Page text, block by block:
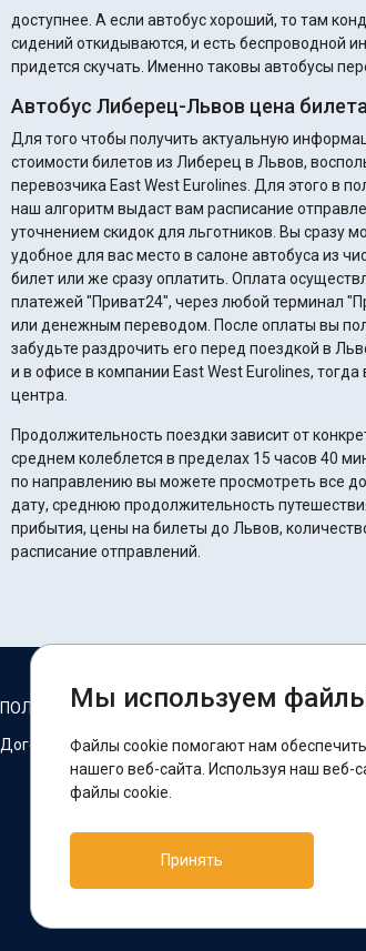
доступнее. А если автобус хороший, то там кондиционеры работают, спинки
сидений откидываются, и есть беспроводной
придется скучать. Именно таковы автобусы
Автобус Либерец-Львов цена билета
Для того чтобы получить актуальную
стоимости билетов из Либерец в Львов,
перевозчика East West Eurolines. Для этого в
наш алгоритм выдаст вам расписание
уточнением скидок для льготников. Вы сразу можете подобрать идеальный рейс,
удобное для вас место в салоне автобуса из
билет или же сразу оплатить. Оплата
платежей "Приват24", через любой терминал
или денежным переводом. После оплаты вы получите электронный билет – не
забудьте раздрочить его перед поездкой в
и в офисе в компании East West Eurolines,
центра.
Продолжительность поездки зависит от
среднем колеблется в пределах 15 часов 40 минут. Воспользовавшись
по направлению вы можете просмотреть все
дату, среднюю продолжительность
прибытия, цены на билеты до Львов,
расписание отправлений.
ПОЛИТИКА COOKIES
Договор оферты
Мы в соцсетях:
Facebook
Поддержка:
Telegram-бот
Мы используем
Файлы cookie помогают нам
нашего веб-сайта. Используя наш веб-
файлы cookie.
Принять